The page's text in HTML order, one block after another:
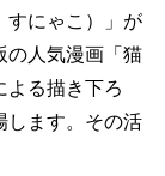
すにゃこ）」が
の人気漫画「猫
よる描き下ろ
します。その活